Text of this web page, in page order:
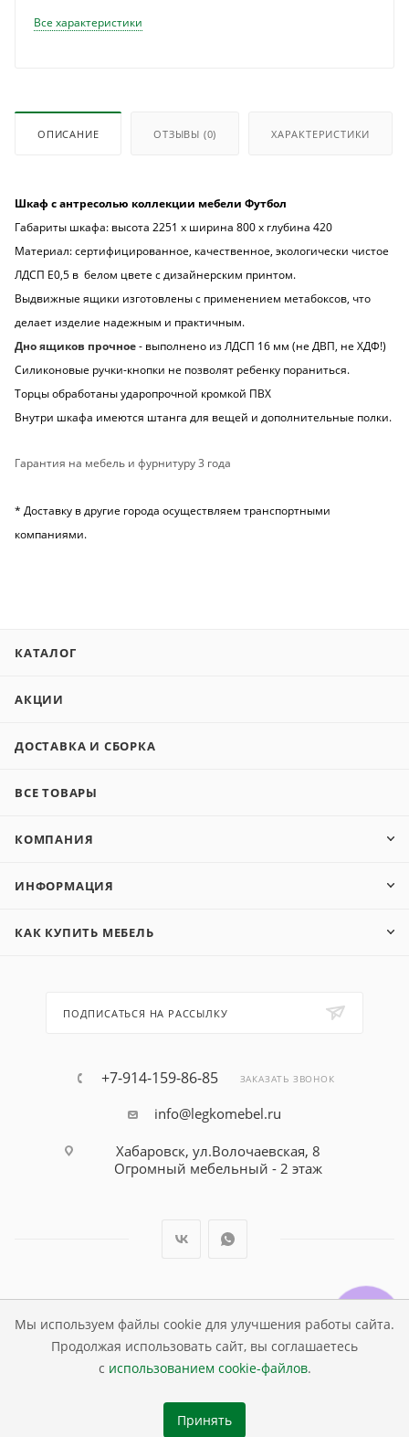
Мы используем файлы cookie для улучшения работы сайта.
Продолжая использовать сайт, вы соглашаетесь
с использованием cookie-файлов.
Принять
Все характеристики
ОПИСАНИЕ ОТЗЫВЫ (0) ХАРАКТЕРИСТИКИ
Шкаф с антресолью коллекции мебели Футбол
Габариты шкафа: высота 2251 х ширина 800 х глубина 420
Материал: сертифицированное, качественное, экологически чистое
ЛДСП Е0,5 в белом цвете с дизайнерским принтом.
Выдвижные ящики изготовлены с применением метабоксов, что
делает изделие надежным и практичным.
Дно ящиков прочное- выполнено из ЛДСП 16 мм (не ДВП, не ХДФ!)
Силиконовые ручки-кнопки не позволят ребенку пораниться.
Торцы обработаны ударопрочной кромкой ПВХ
Внутри шкафа имеются штанга для вещей и дополнительные полки.
Гарантия на мебель и фурнитуру 3 года
* Доставку в другие города осуществляем транспортными
компаниями.
КАТАЛОГ
АКЦИИ
ДОСТАВКА И СБОРКА
ВСЕ ТОВАРЫ
КОМПАНИЯ
ИНФОРМАЦИЯ
КАК КУПИТЬ МЕБЕЛЬ
ПОДПИСАТЬСЯ НА РАССЫЛКУ
+7-914-159-86-85 ЗАКАЗАТЬ ЗВОНОК
info@legkomebel.ru
Хабаровск, ул.Волочаевская, 8
Огромный мебельный - 2 этаж